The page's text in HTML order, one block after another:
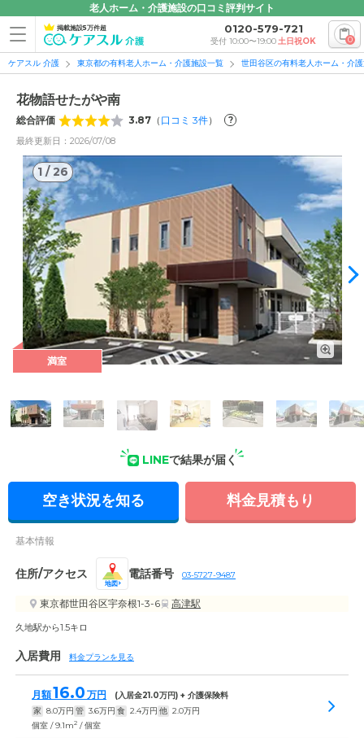
老人ホーム・介護施設の口コミ評判サイト
掲載施設5万件超 0120-579-721
受付 10:00〜19:00土日祝OK 0
ケアスル 介護 東京都の有料老人ホーム・介護施設一覧 世田谷区の有料老人ホーム・介
花物語せたがや南
総合評価 3.87 （ 口コミ 3件） ?
最終更新日：2026/07/08
1 /26
1/26
満室
LINEで結果が届く
空き状況を知る 料金見積もり
基本情報
住所/アクセス
地図
電話番号 03-5727-9487
東京都世田谷区宇奈根1-3-6 高津駅
久地駅から1.5キロ
入居費用 料金プランを見る
月額16.0 万円 (入居金21.0万円) + 介護保険料
家 8.0万円 管 3.6万円 食 2.4万円 他 2.0万円
個室 / 9.1m2 / 個室